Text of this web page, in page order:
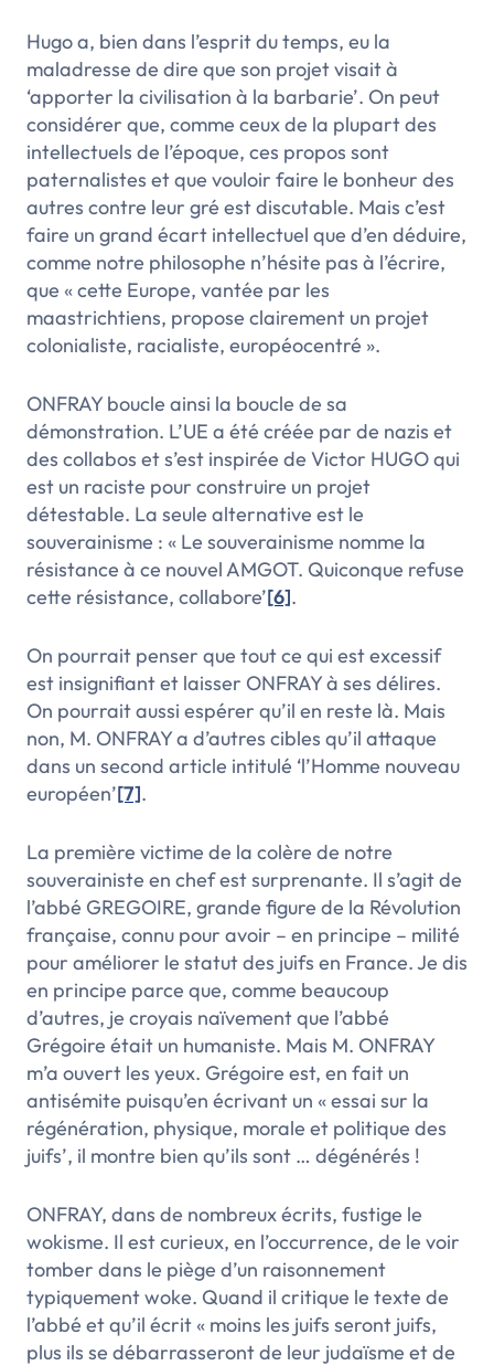
Hugo a, bien dans l’esprit du temps, eu la
maladresse de dire que son projet visait à
‘apporter la civilisation à la barbarie’. On peut
considérer que, comme ceux de la plupart des
intellectuels de l’époque, ces propos sont
paternalistes et que vouloir faire le bonheur des
autres contre leur gré est discutable. Mais c’est
faire un grand écart intellectuel que d’en déduire,
comme notre philosophe n’hésite pas à l’écrire,
que « cette Europe, vantée par les
maastrichtiens, propose clairement un projet
colonialiste, racialiste, européocentré ».
ONFRAY boucle ainsi la boucle de sa
démonstration. L’UE a été créée par de nazis et
des collabos et s’est inspirée de Victor HUGO qui
est un raciste pour construire un projet
détestable. La seule alternative est le
souverainisme : « Le souverainisme nomme la
résistance à ce nouvel AMGOT. Quiconque refuse
cette résistance, collabore’[6].
On pourrait penser que tout ce qui est excessif
est insignifiant et laisser ONFRAY à ses délires.
On pourrait aussi espérer qu’il en reste là. Mais
non, M. ONFRAY a d’autres cibles qu’il attaque
dans un second article intitulé ‘l’Homme nouveau
européen’[7].
La première victime de la colère de notre
souverainiste en chef est surprenante. Il s’agit de
l’abbé GREGOIRE, grande figure de la Révolution
française, connu pour avoir – en principe – milité
pour améliorer le statut des juifs en France. Je dis
en principe parce que, comme beaucoup
d’autres, je croyais naïvement que l’abbé
Grégoire était un humaniste. Mais M. ONFRAY
m’a ouvert les yeux. Grégoire est, en fait un
antisémite puisqu’en écrivant un « essai sur la
régénération, physique, morale et politique des
juifs’, il montre bien qu’ils sont … dégénérés !
ONFRAY, dans de nombreux écrits, fustige le
wokisme. Il est curieux, en l’occurrence, de le voir
tomber dans le piège d’un raisonnement
typiquement woke. Quand il critique le texte de
l’abbé et qu’il écrit« moins les juifs seront juifs,
plus ils se débarrasseront de leur judaïsme et de